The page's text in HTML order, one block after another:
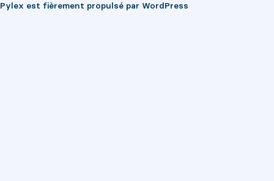
Pylex est fièrement propulsé par WordPress